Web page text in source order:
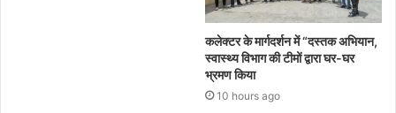
कलेक्टर के मार्गदर्शन में “दस्तक अभियान,‌
स्वास्थ्य विभाग की टीमों द्वारा घर-घर
भ्रमण किया
10 hours ago